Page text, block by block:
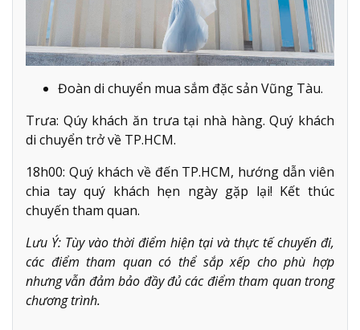
Đoàn di chuyển mua sắm đặc sản Vũng Tàu.
Trưa: Qúy khách ăn trưa tại nhà hàng. Quý khách
di chuyển trở về TP.HCM.
18h00: Quý khách về đến TP.HCM, hướng dẫn viên
chia tay quý khách hẹn ngày gặp lại! Kết thúc
chuyến tham quan.
Lưu Ý: Tùy vào thời điểm hiện tại và thực tế chuyến đi,
các điểm tham quan có thể sắp xếp cho phù hợp
nhưng vẫn đảm bảo đầy đủ các điểm tham quan trong
chương trình.